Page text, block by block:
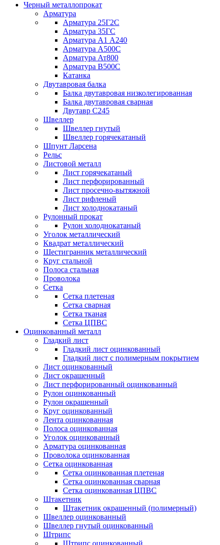
Черный металлопрокат
Арматура
Арматура 25Г2С
Арматура 35ГС
Арматура А1 А240
Арматура А500С
Арматура Ат800
Арматура В500С
Катанка
Двутавровая балка
Балка двутавровая низколегированная
Балка двутавровая сварная
Двутавр С245
Швеллер
Швеллер гнутый
Швеллер горячекатаный
Шпунт Ларсена
Рельс
Листовой металл
Лист горячекатаный
Лист перфорированный
Лист просечно-вытяжной
Лист рифленый
Лист холоднокатаный
Рулонный прокат
Рулон холоднокатаный
Уголок металлический
Квадрат металлический
Шестигранник металлический
Круг стальной
Полоса стальная
Проволока
Сетка
Сетка плетеная
Сетка сварная
Сетка тканая
Сетка ЦПВС
Оцинкованный металл
Гладкий лист
Гладкий лист оцинкованный
Гладкий лист с полимерным покрытием
Лист оцинкованный
Лист окрашенный
Лист перфорированный оцинкованный
Рулон оцинкованный
Рулон окрашенный
Круг оцинкованный
Лента оцинкованная
Полоса оцинкованная
Уголок оцинкованный
Арматура оцинкованная
Проволока оцинкованная
Сетка оцинкованная
Сетка оцинкованная плетеная
Сетка оцинкованная сварная
Сетка оцинкованная ЦПВС
Штакетник
Штакетник окрашенный (полимерный)
Швеллер оцинкованный
Швеллер гнутый оцинкованный
Штрипс
Штрипс оцинкованный